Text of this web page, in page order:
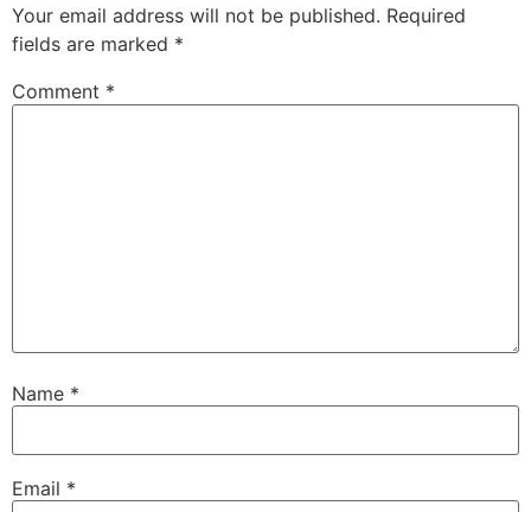
Your email address will not be published. Required
fields are marked *
Comment *
Name *
Email *